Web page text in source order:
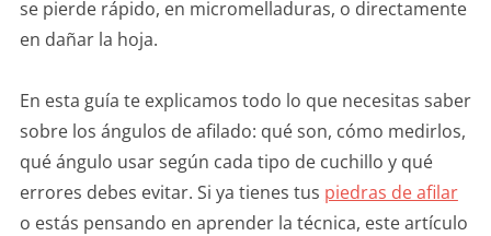
se pierde rápido, en micromelladuras, o directamente
en dañar la hoja.
En esta guía te explicamos todo lo que necesitas saber
sobre los ángulos de afilado: qué son, cómo medirlos,
qué ángulo usar según cada tipo de cuchillo y qué
errores debes evitar. Si ya tienes tus piedras de afilar
o estás pensando en aprender la técnica, este artículo